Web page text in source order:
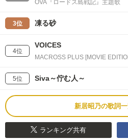
OVA『ロードス島戦記』主題歌
3位 凍る砂
4位
VOICES
MACROSS PLUS [MOVIE
5位 Siva～佇む人～
新居昭乃の歌詞
ランキング共有